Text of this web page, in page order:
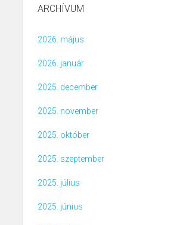
ARCHÍVUM
2026. május
2026. január
2025. december
2025. november
2025. október
2025. szeptember
2025. július
2025. június